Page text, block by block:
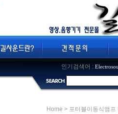
인기검색어 :
Home > 포터블이동식앰프